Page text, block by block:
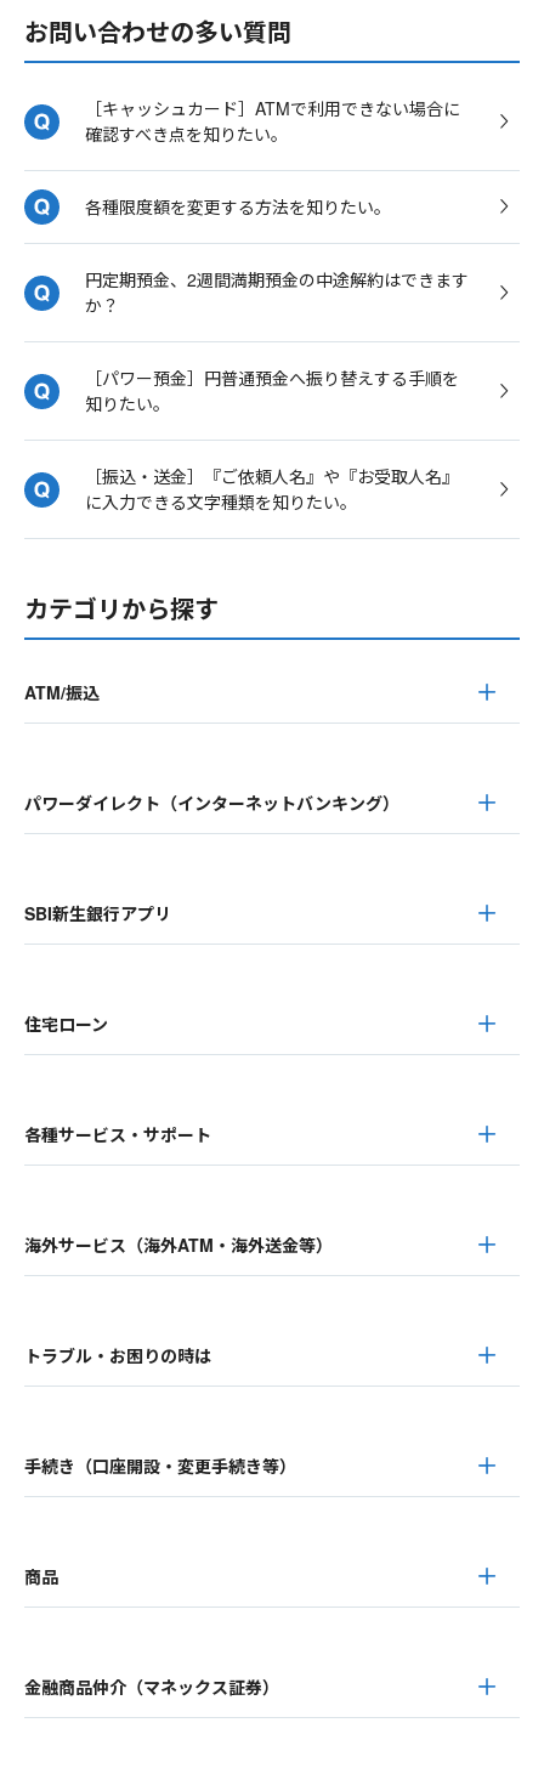
お問い合わせの多い質問
［キャッシュカード］ATMで利用できない場合に
確認すべき点を知りたい。
各種限度額を変更する方法を知りたい。
円定期預金、2週間満期預金の中途解約はできます
か？
［パワー預金］円普通預金へ振り替えする手順を
知りたい。
［振込・送金］『ご依頼人名』や『お受取人名』
に入力できる文字種類を知りたい。
カテゴリから探す
ATM/振込
パワーダイレクト（インターネットバンキング）
SBI新生銀行アプリ
住宅ローン
各種サービス・サポート
海外サービス（海外ATM・海外送金等）
トラブル・お困りの時は
手続き（口座開設・変更手続き等）
商品
金融商品仲介（マネックス証券）